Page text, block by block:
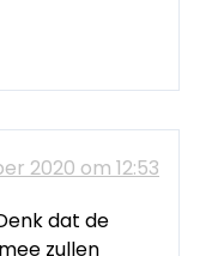
2020 om 12:53
dat de
zullen